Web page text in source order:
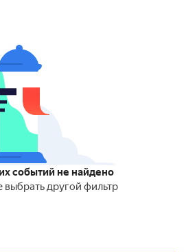
событий не найдено
выбрать другой фильтр